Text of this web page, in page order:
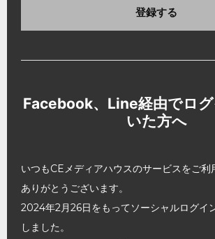
登録する
Facebook、Line経由でロ
いた方へ
いつもCEメディアハウスのサービスをご利
ありがとうございます。
2024年2月26日をもってソーシャルログイ
しました。